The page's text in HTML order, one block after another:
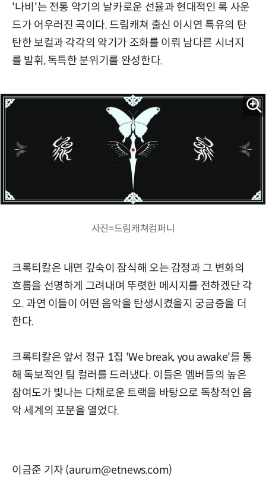
'나비'는 전통 악기의 날카로운 선율과 현대적인 록 사운
드가 어우러진 곡이다. 드림캐쳐 출신 이시연 특유의 탄
탄한 보컬과 각각의 악기가 조화를 이뤄 남다른 시너지
를 발휘, 독특한 분위기를 완성한다.
사진=드림캐쳐컴퍼니
크록티칼은 내면 깊숙이 잠식해 오는 감정과 그 변화의
흐름을 선명하게 그려내며 뚜렷한 메시지를 전하겠단 각
오. 과연 이들이 어떤 음악을 탄생시켰을지 궁금증을 더
한다.
크록티칼은 앞서 정규 1집 'We break, you awake'를 통
해 독보적인 팀 컬러를 드러냈다. 이들은 멤버들의 높은
참여도가 빛나는 다채로운 트랙을 바탕으로 독창적인 음
악 세계의 포문을 열었다.
이금준 기자 (aurum@etnews.com)